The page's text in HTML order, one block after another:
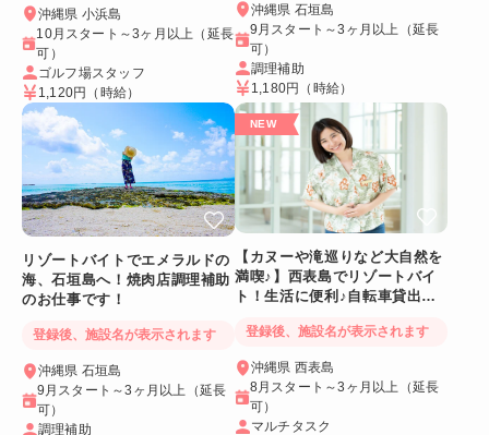
沖縄県 小浜島
10月スタート～3ヶ月以上（延長
可）
ゴルフ場スタッフ
1,120円 （時給）
沖縄県 石垣島
9月スタート～3ヶ月以上（延長
可）
調理補助
1,180円 （時給）
リゾートバイトでエメラルドの
海、石垣島へ！焼肉店調理補助
のお仕事です！
登録後、施設名が表示されます
沖縄県 石垣島
9月スタート～3ヶ月以上（延長
可）
調理補助
【カヌーや滝巡りなど大自然を
満喫♪】西表島でリゾートバイ
ト！生活に便利♪自転車貸出あ
登録後、施設名が表示されます
沖縄県 西表島
8月スタート～3ヶ月以上（延長
可）
マルチタスク